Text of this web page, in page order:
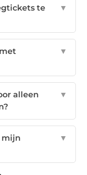
te
▼
▼
alleen
▼
mijn
▼